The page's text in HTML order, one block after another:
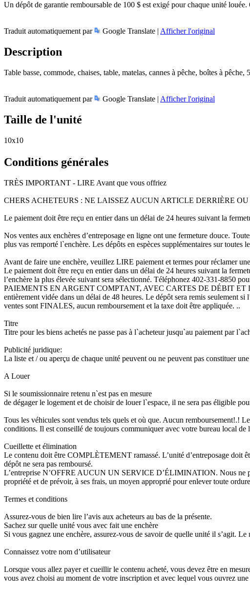
Un dépôt de garantie remboursable de 100 $ est exigé pour chaque unité
Traduit automatiquement par Google Translate | Afficher l'original
Description
Table basse, commode, chaises, table, matelas, cannes à pêche, boîtes à pêche,
Traduit automatiquement par Google Translate | Afficher l'original
Taille de l'unité
10x10
Conditions générales
TRÈS IMPORTANT - LIRE Avant que vous offriez
CHERS ACHETEURS : NE LAISSEZ AUCUN ARTICLE DERRIÈRE
Le paiement doit être reçu en entier dans un délai de 24 heures suivant la
Nos ventes aux enchères d’entreposage en ligne ont une fermeture douce.
plus vas remporté l`enchère. Les dépôts en espèces supplémentaires sur
Avant de faire une enchère, veuillez LIRE paiement et termes pour réclamer
Le paiement doit être reçu en entier dans un délai de 24 heures suivant la
l’enchère la plus élevée suivant sera sélectionné. Téléphonez 402-331-8850
PAIEMENTS EN ARGENT COMPTANT, AVEC CARTES DE DÉBIT ET
entièrement vidée dans un délai de 48 heures. Le dépôt sera remis seulement
ventes sont FINALES, aucun remboursement et la taxe doit être appliquée. ..
Titre
Titre pour les biens achetés ne passe pas à l`acheteur jusqu`au paiement par
Publicité juridique:
La liste et / ou aperçu de chaque unité peuvent ou ne peuvent pas constituer
A Louer
Si le soumissionnaire retenu n`est pas en mesure
de dégager le logement et de choisir de louer l`espace, il ne sera pas éligible
Tous les véhicules sont vendus tels quels et où que. Aucun remboursement!.!
conditions. Il est conseillé de toujours communiquer avec votre bureau local
Cueillette et élimination
Le contenu doit être COMPLÈTEMENT ramassé. L’unité d’entreposage doit
dépôt ne sera pas remboursé.
L’entreprise N’OFFRE AUCUN UN SERVICE D’ÉLIMINATION. Nous ne
propriété et de prévoir, à ses frais, un moyen approprié pour enlever toute
Termes et conditions
Assurez-vous de bien lire l’avis aux acheteurs au bas de la présente.
Sachez sur quelle unité vous avec fait une enchère
Si vous gagnez une enchère, assurez-vous de savoir de quelle unité il s’agit.
Connaissez votre nom d’utilisateur
Lorsque vous allez payer et cueillir le contenu acheté, vous devez être en
vous avez choisi au moment de votre inscription et avec lequel vous ouvrez une